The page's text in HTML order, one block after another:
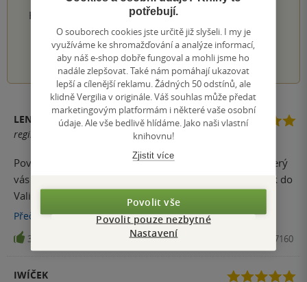
Hodnocení našich knihkupců: 0.0 z 5
1 2 3 4 5
LENKA KARABÁŠOVÁ
registrovaný uživatel
Povinnost každého fanouška mít doma tento skvost, který
vás zavede prostřednictvím map jak do Středozemě, tak do
Valinoru, Númenoru a dalších. Dopodrobna rozebere
veškerá místa na Ardě tak jak se měnili v průběhu věků.
Kniha teď není nikde k dostání, ale doufám, že někdy v
budoucnu bude dotisk. Ke mě se dostala verze z roku 1999
Přečístvíce
33 Kniha, Mladá fronta, , 9788020407160
IWÍČEK
potřebují.
O souborech cookies jste určitě již slyšeli. I my je
využíváme ke shromažďování a analýze informací,
aby náš e-shop dobře fungoval a mohli jsme ho
nadále zlepšovat. Také nám pomáhají ukazovat
lepší a cílenější reklamu. Žádných 50 odstínů, ale
klidně Vergilia v originále. Váš souhlas může předat
marketingovým platformám i některé vaše osobní
údaje. Ale vše bedlivě hlídáme. Jako naši vlastní
knihovnu!
Zjistit více
Povolit vše
Povolit pouze nezbytné
Nastavení